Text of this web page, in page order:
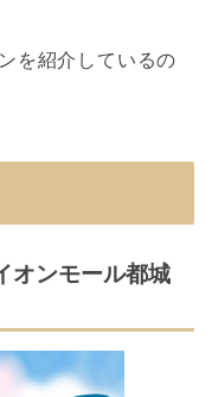
を紹介しているの
オンモール都城